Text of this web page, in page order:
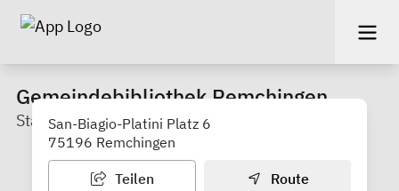
Gemeindebibliothek Remchingen
Standort Wilferdingen
San-Biagio-Platini Platz 6
75196 Remchingen
Teilen Route